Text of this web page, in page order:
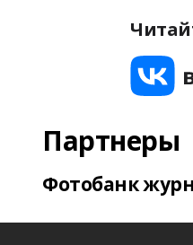
Партнеры
Фотобанк